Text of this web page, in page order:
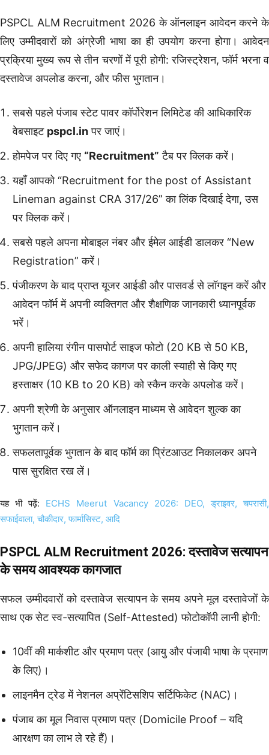
PSPCL ALM Recruitment 2026 के ऑनलाइन आवेदन करने के
लिए उम्मीदवारों को अंग्रेजी भाषा का ही उपयोग करना होगा। आवेदन
प्रक्रिया मुख्य रूप से तीन चरणों में पूरी होगी: रजिस्ट्रेशन, फॉर्म भरना व
दस्तावेज अपलोड करना, और फीस भुगतान।
सबसे पहले पंजाब स्टेट पावर कॉर्पोरेशन लिमिटेड की आधिकारिक
वेबसाइट pspcl.inपर जाएं।
होमपेज पर दिए गए “Recruitment” टैब पर क्लिक करें।
यहाँ आपको “Recruitment for the post of Assistant
Lineman against CRA 317/26” का लिंक दिखाई देगा, उस
पर क्लिक करें।
सबसे पहले अपना मोबाइल नंबर और ईमेल आईडी डालकर “New
Registration” करें।
पंजीकरण के बाद प्राप्त यूजर आईडी और पासवर्ड से लॉगइन करें और
आवेदन फॉर्म में अपनी व्यक्तिगत और शैक्षणिक जानकारी ध्यानपूर्वक
भरें।
अपनी हालिया रंगीन पासपोर्ट साइज फोटो (20 KB से 50 KB,
JPG/JPEG) और सफेद कागज पर काली स्याही से किए गए
हस्ताक्षर (10 KB to 20 KB) को स्कैन करके अपलोड करें।
अपनी श्रेणी के अनुसार ऑनलाइन माध्यम से आवेदन शुल्क का
भुगतान करें।
सफलतापूर्वक भुगतान के बाद फॉर्म का प्रिंटआउट निकालकर अपने
पास सुरक्षित रख लें।
यह भी पढ़ें: ECHS Meerut Vacancy 2026: DEO, ड्राइवर, चपरासी,
सफाईवाला, चौकीदार, फार्मासिस्ट, आदि
PSPCL ALM Recruitment 2026: दस्तावेज सत्यापन
के समय आवश्यक कागजात
सफल उम्मीदवारों को दस्तावेज सत्यापन के समय अपने मूल दस्तावेजों के
साथ एक सेट स्व-सत्यापित (Self-Attested) फोटोकॉपी लानी होगी:
10वीं की मार्कशीट और प्रमाण पत्र (आयु और पंजाबी भाषा के प्रमाण
के लिए)।
लाइनमैन ट्रेड में नेशनल अप्रेंटिसशिप सर्टिफिकेट (NAC)।
पंजाब का मूल निवास प्रमाण पत्र (Domicile Proof – यदि
आरक्षण का लाभ ले रहे हैं)।